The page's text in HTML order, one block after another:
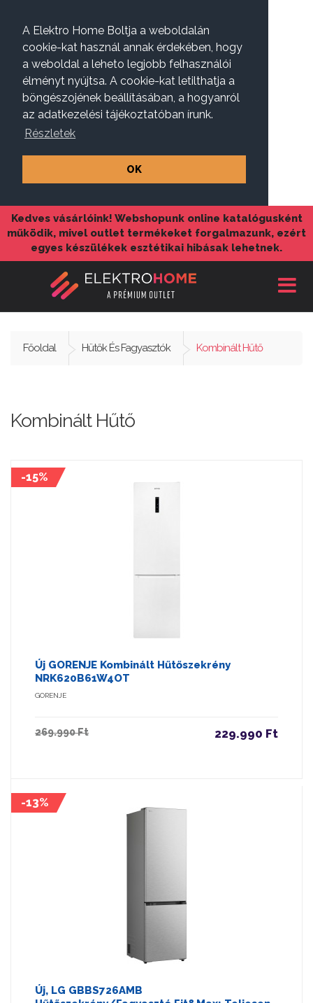
A Elektro Home Boltja a weboldalán
cookie-kat használ annak érdekében, hogy
a weboldal a leheto legjobb felhasználói
élményt nyújtsa. A cookie-kat letilthatja a
böngészojének beállításában, a hogyanról
az adatkezelési tájékoztatóban írunk.
Részletek
OK
Kedves vásárlóink! Webshopunk online katalógusként
működik, mivel outlet termékeket forgalmazunk, ezért
egyes készülékek esztétikai hibásak lehetnek.
Főoldal Hütők És Fagyasztók Kombinált Hűtő
Kombinált Hűtő
-15%
Új GORENJE Kombinált Hűtőszekrény
NRK620B61W4OT
GORENJE
269.990 Ft 229.990 Ft
-13%
Új, LG GBBS726AMB